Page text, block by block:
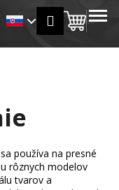
košík
MENU
sa používa na presné
rôznych modelov
tvarov a